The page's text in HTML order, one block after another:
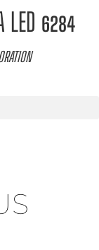
LED 6284